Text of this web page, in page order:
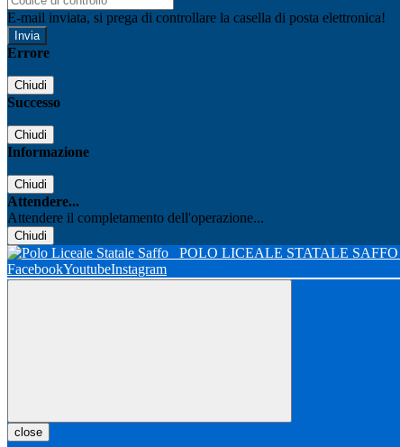
E-mail inviata, si prega di controllare la casella di posta elettronica!
Errore
Chiudi
Successo
Chiudi
Informazione
Chiudi
Attendere...
Attendere il completamento dell'operazione...
Chiudi
POLO LICEALE STATALE SAFFO
FacebookYoutubeInstagram
close